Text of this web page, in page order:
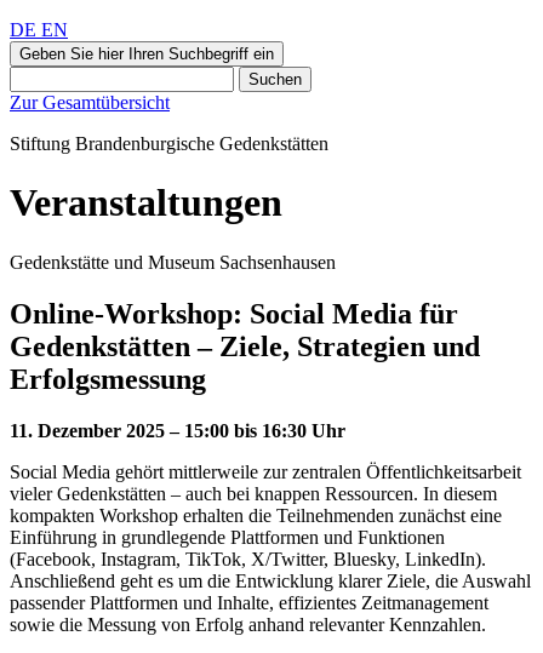
DE EN
Geben Sie hier Ihren Suchbegriff ein
Suchen
Zur Gesamtübersicht
Stiftung Brandenburgische Gedenkstätten
Veranstaltungen
Gedenkstätte und Museum Sachsenhausen
Online-Workshop: Social Media für
Gedenkstätten – Ziele, Strategien und
Erfolgsmessung
11. Dezember 2025 – 15:00 bis 16:30 Uhr
Social Media gehört mittlerweile zur zentralen Öffentlichkeitsarbeit
vieler Gedenkstätten – auch bei knappen Ressourcen. In diesem
kompakten Workshop erhalten die Teilnehmenden zunächst eine
Einführung in grundlegende Plattformen und Funktionen
(Facebook, Instagram, TikTok, X/Twitter, Bluesky, LinkedIn).
Anschließend geht es um die Entwicklung klarer Ziele, die Auswahl
passender Plattformen und Inhalte, effizientes Zeitmanagement
sowie die Messung von Erfolg anhand relevanter Kennzahlen.